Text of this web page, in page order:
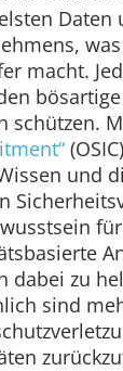
Daten
macht.
schützen.
und
dabei zu
sind